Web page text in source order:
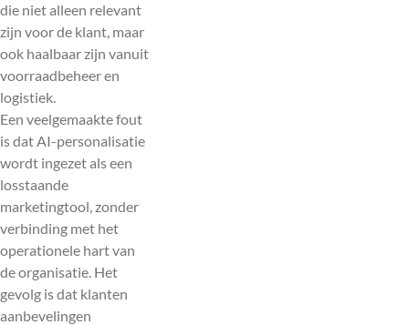
die niet alleen relevant
zijn voor de klant, maar
ook haalbaar zijn vanuit
voorraadbeheer en
logistiek.
Een veelgemaakte fout
is dat AI-personalisatie
wordt ingezet als een
losstaande
marketingtool, zonder
verbinding met het
operationele hart van
de organisatie. Het
gevolg is dat klanten
aanbevelingen